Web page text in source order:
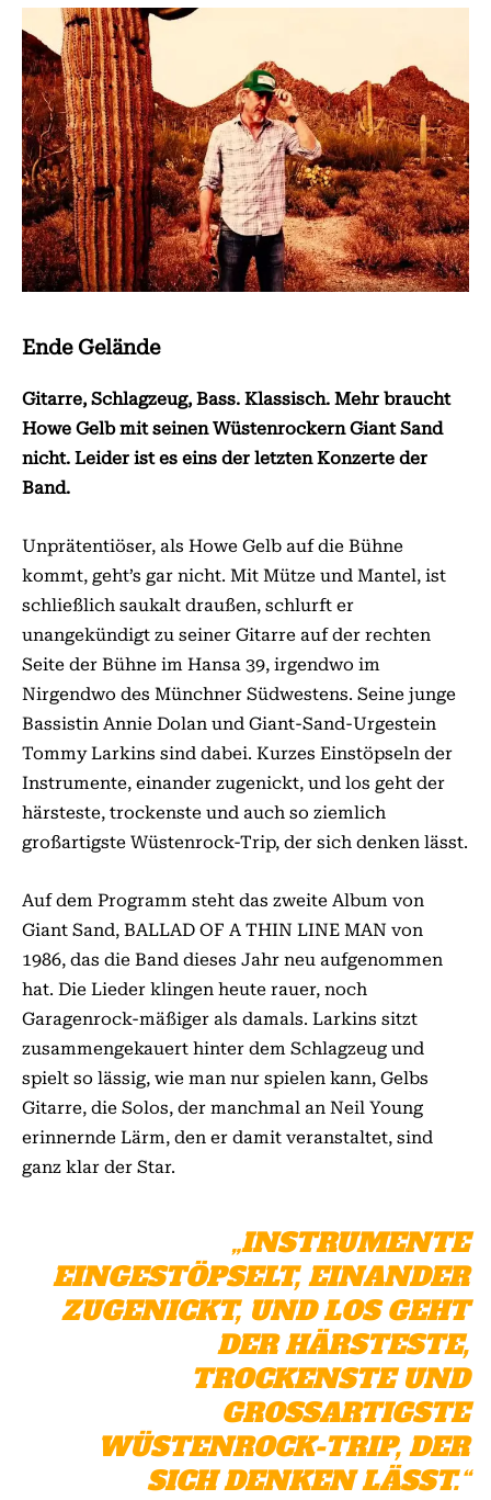
Ende Gelände
Gitarre, Schlagzeug, Bass. Klassisch. Mehr braucht
Howe Gelb mit seinen Wüstenrockern Giant Sand
nicht. Leider ist es eins der letzten Konzerte der
Band.
Unprätentiöser, als Howe Gelb auf die Bühne
kommt, geht’s gar nicht. Mit Mütze und Mantel, ist
schließlich saukalt draußen, schlurft er
unangekündigt zu seiner Gitarre auf der rechten
Seite der Bühne im Hansa 39, irgendwo im
Nirgendwo des Münchner Südwestens. Seine junge
Bassistin Annie Dolan und Giant-Sand-Urgestein
Tommy Larkins sind dabei. Kurzes Einstöpseln der
Instrumente, einander zugenickt, und los geht der
härsteste, trockenste und auch so ziemlich
großartigste Wüstenrock-Trip, der sich denken lässt.
Auf dem Programm steht das zweite Album von
Giant Sand, BALLAD OF A THIN LINE MAN von
1986, das die Band dieses Jahr neu aufgenommen
hat. Die Lieder klingen heute rauer, noch
Garagenrock-mäßiger als damals. Larkins sitzt
zusammengekauert hinter dem Schlagzeug und
spielt so lässig, wie man nur spielen kann, Gelbs
Gitarre, die Solos, der manchmal an Neil Young
erinnernde Lärm, den er damit veranstaltet, sind
ganz klar der Star.
„INSTRUMENTE
EINGESTÖPSELT, EINANDER
ZUGENICKT, UND LOS GEHT
DER HÄRSTESTE,
TROCKENSTE UND
GROSSARTIGSTE W
ÜSTENROCK-TRIP, DER S
ICH DENKEN LÄSST.“